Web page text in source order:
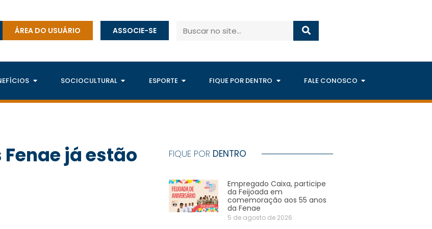
ÁREA DO USUÁRIO ASSOCIE-SE
SOCIOCULTURAL ESPORTE FIQUE POR DENTRO FALE CONOSCO
já estão
FIQUE POR DENTRO
Empregado Caixa, participe
da Feijoada em
comemoração aos 55 anos
da Fenae
5 de agosto de 2026